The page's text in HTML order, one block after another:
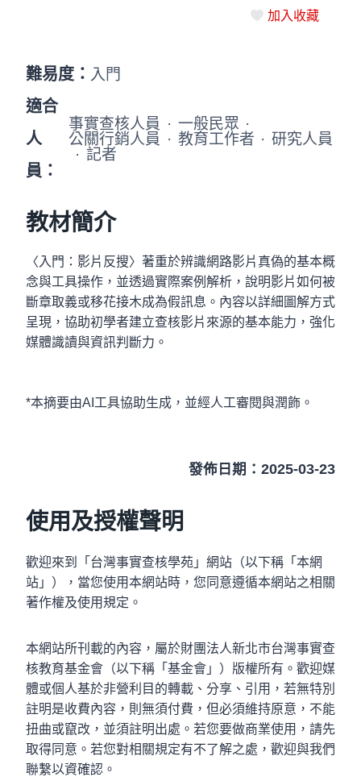
加入收藏
難易度： 入門
適合
人
員：
事實查核人員 · 一般民眾 ·
公關行銷人員 · 教育工作者 · 研究人員
· 記者
教材簡介
〈入門：影片反搜〉著重於辨識網路影片真偽的基本概
念與工具操作，並透過實際案例解析，說明影片如何被
斷章取義或移花接木成為假訊息。內容以詳細圖解方式
呈現，協助初學者建立查核影片來源的基本能力，強化
媒體識讀與資訊判斷力。
*本摘要由AI工具協助生成，並經人工審閱與潤飾。
發佈日期：2025-03-23
使用及授權聲明
歡迎來到「台灣事實查核學苑」網站（以下稱「本網
站」），當您使用本網站時，您同意遵循本網站之相關
著作權及使用規定。
本網站所刊載的內容，屬於財團法人新北市台灣事實查
核教育基金會（以下稱「基金會」）版權所有。歡迎媒
體或個人基於非營利目的轉載、分享、引用，若無特別
註明是收費內容，則無須付費，但必須維持原意，不能
扭曲或竄改，並須註明出處。若您要做商業使用，請先
取得同意。若您對相關規定有不了解之處，歡迎與我們
聯繫以資確認。